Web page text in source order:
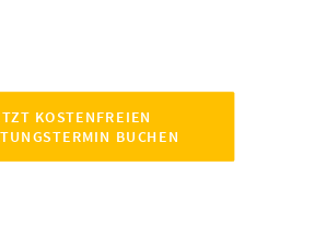
KOSTENFREIEN
BUCHEN